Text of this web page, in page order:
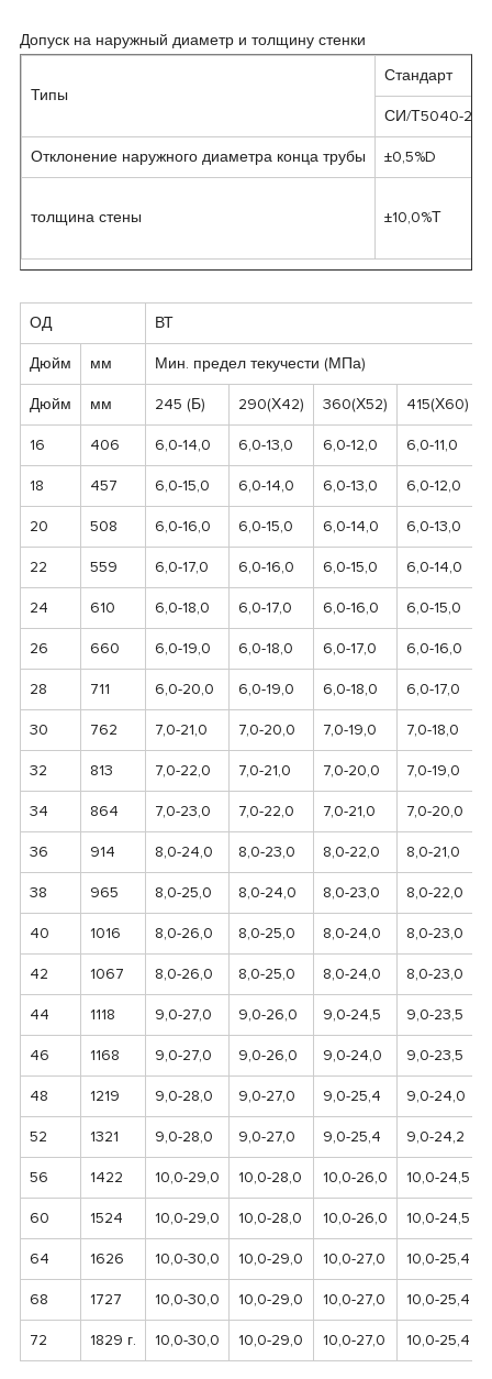
Допуск на наружный диаметр и толщину стенки
Типы
Стандарт
СИ/Т5040-
Отклонение наружного диаметра конца трубы ±0,5%D
толщина стены ±10,0%Т
ОД ВТ
Дюйм мм Мин. предел текучести (МПа)
Дюйм мм 245 (Б) 290(Х42) 360(Х52) 415(Х60)
16 406 6,0-14,0 6,0-13,0 6,0-12,0 6,0-11,0
18 457 6,0-15,0 6,0-14,0 6,0-13,0 6,0-12,0
20 508 6,0-16,0 6,0-15,0 6,0-14,0 6,0-13,0
22 559 6,0-17,0 6,0-16,0 6,0-15,0 6,0-14,0
24 610 6,0-18,0 6,0-17,0 6,0-16,0 6,0-15,0
26 660 6,0-19,0 6,0-18,0 6,0-17,0 6,0-16,0
28 711 6,0-20,0 6,0-19,0 6,0-18,0 6,0-17,0
30 762 7,0-21,0 7,0-20,0 7,0-19,0 7,0-18,0
32 813 7,0-22,0 7,0-21,0 7,0-20,0 7,0-19,0
34 864 7,0-23,0 7,0-22,0 7,0-21,0 7,0-20,0
36 914 8,0-24,0 8,0-23,0 8,0-22,0 8,0-21,0
38 965 8,0-25,0 8,0-24,0 8,0-23,0 8,0-22,0
40 1016 8,0-26,0 8,0-25,0 8,0-24,0 8,0-23,0
42 1067 8,0-26,0 8,0-25,0 8,0-24,0 8,0-23,0
44 1118 9,0-27,0 9,0-26,0 9,0-24,5 9,0-23,5
46 1168 9,0-27,0 9,0-26,0 9,0-24,0 9,0-23,5
48 1219 9,0-28,0 9,0-27,0 9,0-25,4 9,0-24,0
52 1321 9,0-28,0 9,0-27,0 9,0-25,4 9,0-24,2
56 1422 10,0-29,0 10,0-28,0 10,0-26,0 10,0-24,5
60 1524 10,0-29,0 10,0-28,0 10,0-26,0 10,0-24,5
64 1626 10,0-30,0 10,0-29,0 10,0-27,0 10,0-25,4
68 1727 10,0-30,0 10,0-29,0 10,0-27,0 10,0-25,4
72 1829 г. 10,0-30,0 10,0-29,0 10,0-27,0 10,0-25,4